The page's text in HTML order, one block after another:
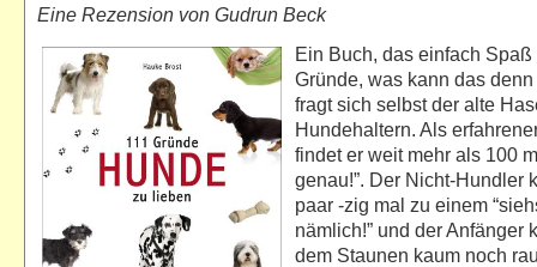
Eine Rezension von Gudrun Beck
Ein Buch, das einfach Spaß
Gründe, was kann das denn
fragt sich selbst der alte
Hundehaltern. Als
findet er weit mehr als 100
genau!”. Der Nicht-Hundler
paar -zig mal zu einem
nämlich!” und der Anfänger
dem Staunen kaum noch